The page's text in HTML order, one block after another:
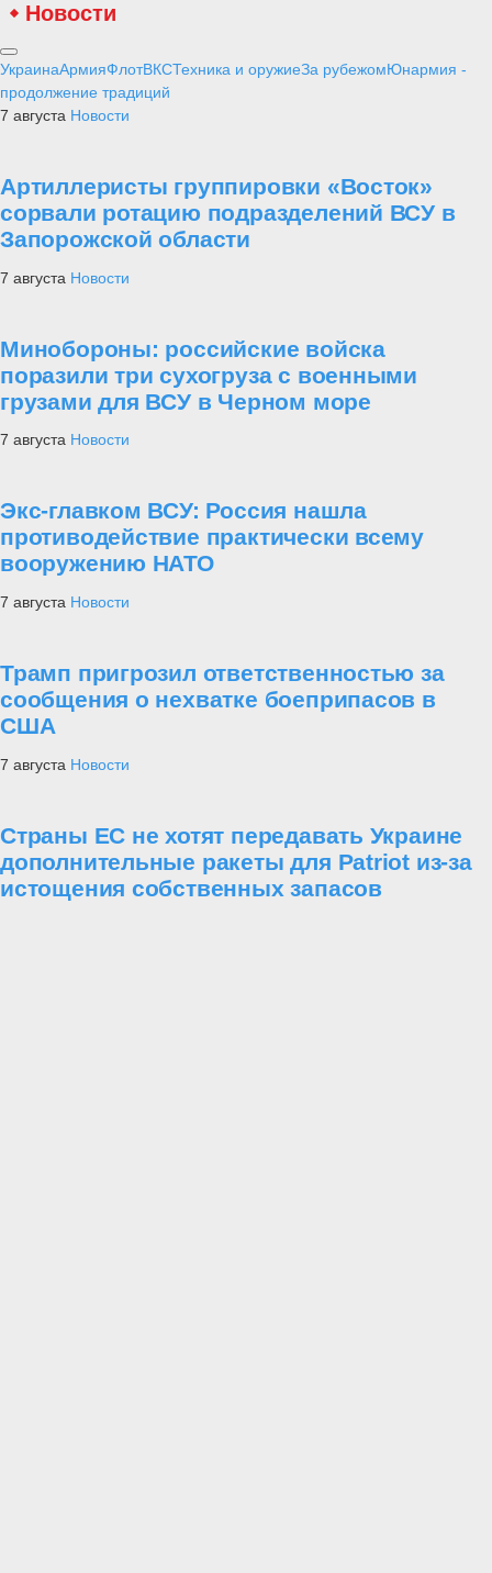
Новости
УкраинаАрмияФлотВКСТехника и оружиеЗа рубежомЮнармия -
продолжение традиций
7 августа Новости
Артиллеристы группировки «Восток»
сорвали ротацию подразделений ВСУ в
Запорожской области
7 августа Новости
Минобороны: российские войска
поразили три сухогруза с военными
грузами для ВСУ в Черном море
7 августа Новости
Экс-главком ВСУ: Россия нашла
противодействие практически всему
вооружению НАТО
7 августа Новости
Трамп пригрозил ответственностью за
сообщения о нехватке боеприпасов в
США
7 августа Новости
Страны ЕС не хотят передавать Украине
дополнительные ракеты для Patriot из-за
истощения собственных запасов